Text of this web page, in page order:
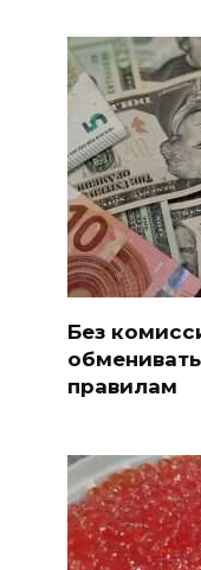
Без
правилам